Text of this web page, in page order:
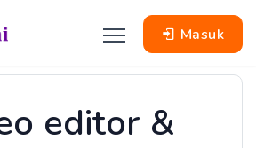
Masuk
editor &